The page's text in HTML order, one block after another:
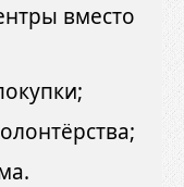
вместо